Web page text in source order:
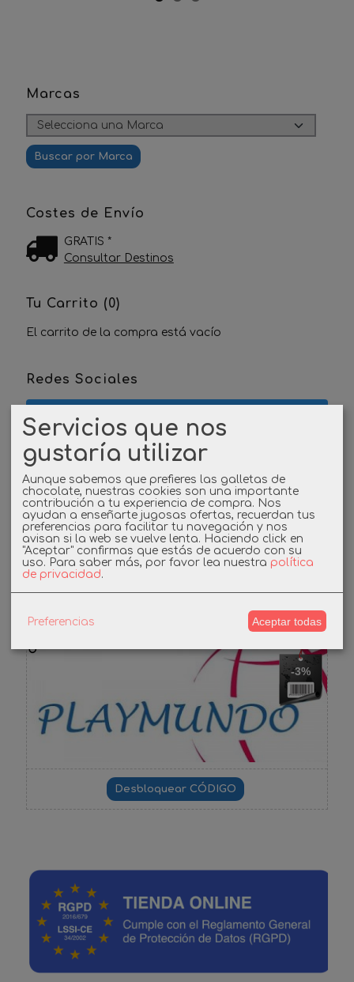
Marcas
Costes de Envío
GRATIS *
Consultar Destinos
Tu Carrito (0)
El carrito de la compra está vacío
Redes Sociales
Twitter
Linkedin
Instagram
Facebook
-3%
Servicios que nos
gustaría utilizar
Aunque sabemos que prefieres las galletas de
chocolate, nuestras cookies son una importante
contribución a tu experiencia de compra. Nos
ayudan a enseñarte jugosas ofertas, recuerdan tus
preferencias para facilitar tu navegación y nos
avisan si la web se vuelve lenta. Haciendo click en
"Aceptar" confirmas que estás de acuerdo con su
uso. Para saber más, por favor lea nuestra política
de privacidad.
Preferencias Aceptar todas